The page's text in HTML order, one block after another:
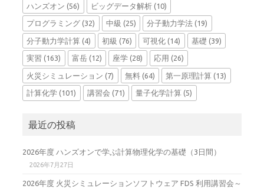
ハンズオン (56) ビッグデータ解析(10)
プログラミング (32) 中級 (25) 分子動力学法 (19)
分子動力学計算 (4) 初級 (76) 可視化 (14) 基礎 (39)
実習 (163) 富岳(12) 座学 (28) 応用 (26)
火災シミュレーション (7) 無料(64) 第一原理計算 (13)
計算化学 (101) 講習会 (71) 量子化学計算 (5)
最近の投稿
2026年度 ハンズオンで学ぶ計算物理化学の基礎（3日間）
2026年7月27日
2026年度 火災シミュレーションソフトウェア FDS 利用講習会～